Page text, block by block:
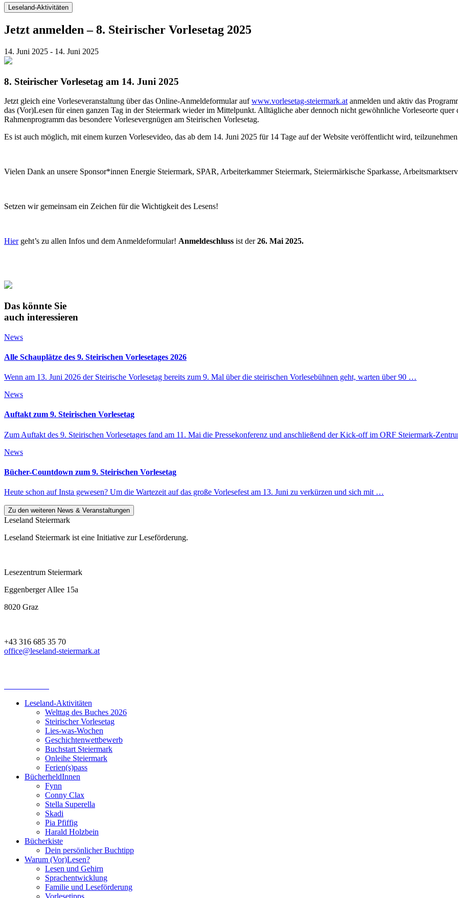
Leseland-Aktivitäten
Jetzt anmelden – 8. Steirischer Vorlesetag 2025
14. Juni 2025 - 14. Juni 2025
8. Steirischer Vorlesetag am 14. Juni 2025
Jetzt gleich eine Vorleseveranstaltung über das Online-Anmeldeformular aufwww.vorlesetag-steiermark.at anmelden und aktiv das
das (Vor)Lesen für einen ganzen Tag in der Steiermark wieder im Mittelpunkt. Alltägliche aber dennoch nicht gewöhnliche Vorleseorte quer
Rahmenprogramm das besondere Vorlesevergnügen am Steirischen Vorlesetag.
Es ist auch möglich, mit einem kurzen Vorlesevideo, das ab dem 14. Juni 2025 für 14 Tage auf der Website veröffentlicht wird,
Vielen Dank an unsere Sponsor*innen Energie Steiermark, SPAR, Arbeiterkammer Steiermark, Steiermärkische Sparkasse,
Setzen wir gemeinsam ein Zeichen für die Wichtigkeit des Lesens!
Hiergeht’s zu allen Infos und dem Anmeldeformular! Anmeldeschluss ist der26. Mai 2025.
Das könnte Sie
auch interessieren
News
Alle Schauplätze des 9. Steirischen Vorlesetages 2026
Wenn am 13. Juni 2026 der Steirische Vorlesetag bereits zum 9. Mal über die steirischen Vorlesebühnen geht, warten über 90 …
News
Auftakt zum 9. Steirischen Vorlesetag
Zum Auftakt des 9. Steirischen Vorlesetages fand am 11. Mai die Pressekonferenz und anschließend der Kick-off im ORF Steiermark-
News
Bücher-Countdown zum 9. Steirischen Vorlesetag
Heute schon auf Insta gewesen? Um die Wartezeit auf das große Vorlesefest am 13. Juni zu verkürzen und sich mit …
Zu den weiteren News & Veranstaltungen
Leseland Steiermark
Leseland Steiermark ist eine Initiative zur Leseförderung.
Lesezentrum Steiermark
Eggenberger Allee 15a
8020 Graz
+43 316 685 35 70
office@leseland-steiermark.at
Leseland-Aktivitäten
Welttag des Buches 2026
Steirischer Vorlesetag
Lies-was-Wochen
Geschichtenwettbewerb
Buchstart Steiermark
Onleihe Steiermark
Ferien(s)pass
BücherheldInnen
Fynn
Conny Clax
Stella Superella
Skadi
Pia Pfiffig
Harald Holzbein
Bücherkiste
Dein persönlicher Buchtipp
Warum (Vor)Lesen?
Lesen und Gehirn
Sprachentwicklung
Familie und Leseförderung